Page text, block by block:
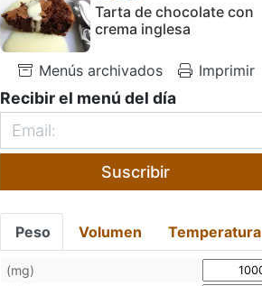
Tarta de chocolate con
crema inglesa
Menús archivados Imprimir
Recibir el menú del día
Suscribir
Peso Volumen Temperatura
(mg)